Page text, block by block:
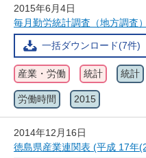
2015年6月4日
毎月勤労統計調査（地方調査
一括ダウンロード(7件)
産業・労働 統計 統計
労働時間 2015
2014年12月16日
徳島県産業連関表 (平成 17年